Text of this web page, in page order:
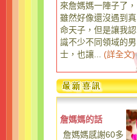
來詹媽媽一陣子了，
雖然好像還沒遇到真
命天子，但是讓我認
識不少不同領域的男
士，也讓...
(詳全文)
詹媽媽的話
詹媽媽感謝60多